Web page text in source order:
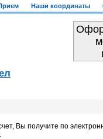
Наши координаты
Вы получите по